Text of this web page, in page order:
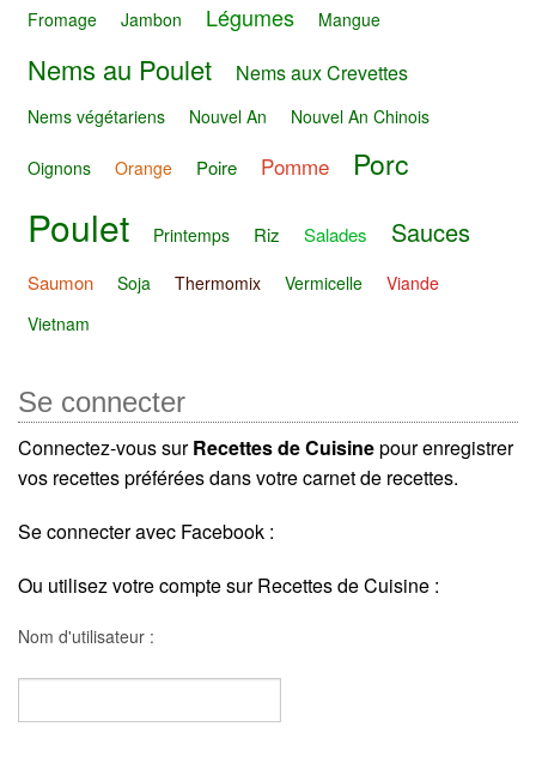
Fromage
Jambon Légumes Mangue
Nems au Poulet Nems aux Crevettes
Nems végétariens Nouvel An Nouvel An Chinois
Oignons Orange Poire Pomme Porc
Poulet Printemps Riz Salades Sauces
Saumon Soja Thermomix Vermicelle
Viande
Vietnam
Se connecter
Connectez-vous surRecettes de Cuisinepour enregistrer
vos recettes préférées dans votre carnet de recettes.
Se connecter avec Facebook :
Ou utilisez votre compte sur Recettes de Cuisine :
Nom d'utilisateur :